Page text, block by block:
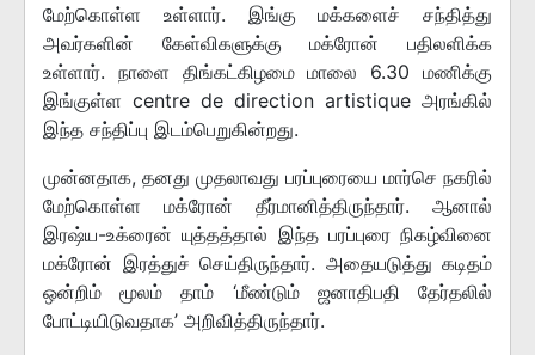
மேற்கொள்ள உள்ளார். இங்கு மக்களைச் சந்தித்து
அவர்களின் கேள்விகளுக்கு மக்ரோன் பதிலளிக்க
உள்ளார். நாளை திங்கட்கிழமை மாலை 6.30 மணிக்கு
இங்குள்ள centre de direction artistique அரங்கில்
இந்த சந்திப்பு இடம்பெறுகின்றது.
முன்னதாக, தனது முதலாவது பரப்புரையை மார்செ நகரில்
மேற்கொள்ள மக்ரோன் தீர்மானித்திருந்தார். ஆனால்
இரஷ்ய-உக்ரைன் யுத்தத்தால் இந்த பரப்புரை நிகழ்வினை
மக்ரோன் இரத்துச் செய்திருந்தார். அதையடுத்து கடிதம்
ஒன்றிம் மூலம் தாம் ‘மீண்டும் ஜனாதிபதி தேர்தலில்
போட்டியிடுவதாக’ அறிவித்திருந்தார்.